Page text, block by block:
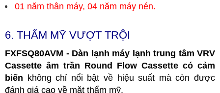
01 năm thân máy, 04 năm máy nén.
6. THẨM MỸ VƯỢT TRỘI
FXFSQ80AVM - Dàn lạnh máy lạnh trung tâm VRV
Cassette âm trần Round Flow Cassette có cảm
biến không chỉ nổi bật về hiệu suất mà còn được
đánh giá cao về mặt thẩm mỹ.